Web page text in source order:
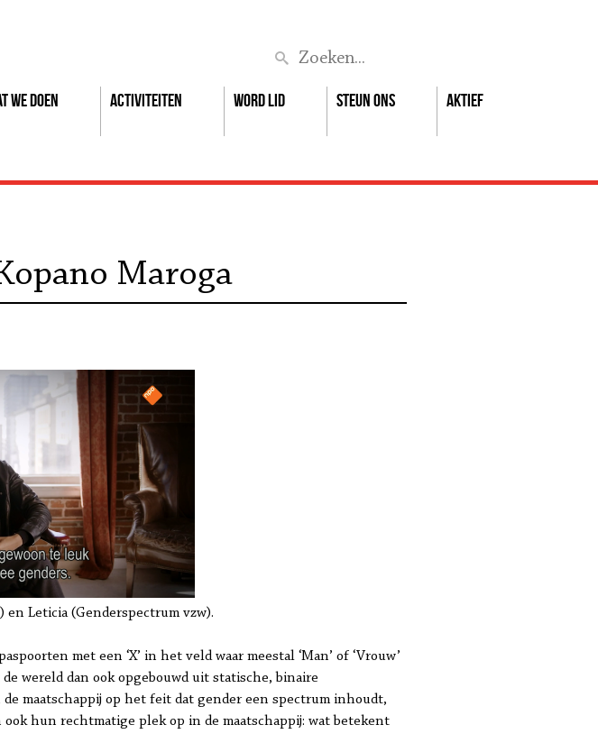
we doen Activiteiten Word lid Steun ons Aktief
Maroga
Leticia (Genderspectrum vzw).
met een ‘X’ in het veld waar meestal ‘Man’ of ‘Vrouw’
wereld dan ook opgebouwd uit statische, binaire
maatschappij op het feit dat gender een spectrum inhoudt,
ook hun rechtmatige plek op in de maatschappij: wat betekent